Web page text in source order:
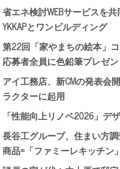
省エネ検討WEBサービスを
YKKAPとワンビルディング
第22回「家やまちの絵本」
応募者全員に色鉛筆プレゼン
アイ工務店、新CMの発表会
ラクターに起用
「性能向上リノベ2026」デ
長谷工グループ、住まい方
商品=「ファミーレキッチン